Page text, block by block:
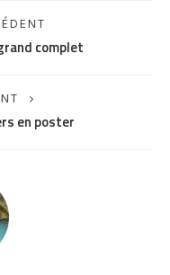
complet
en poster